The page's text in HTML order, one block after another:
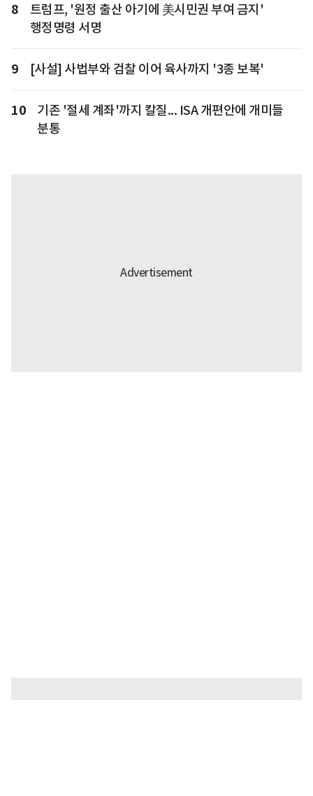
8
트럼프, '원정 출산 아기에 美시민권 부여 금지'
행정명령 서명
9 [사설] 사법부와 검찰 이어 육사까지 '3종 보복'
10
기존 '절세 계좌'까지 칼질... ISA 개편안에 개미들
분통